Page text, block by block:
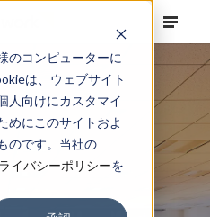
のコンピューターに
は、ウェブサイト
人向けにカスタマイ
めにこのサイトおよ
のです。当社の
イバシーポリシーを